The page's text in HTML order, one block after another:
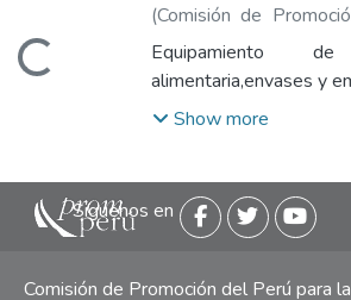
Loading...
(Comisión de
Exportación y el
de Promoción del Perú
Equipamiento
alimentaria,envases y
Show more
Siguenos en
Comisión de Promoción del Perú para